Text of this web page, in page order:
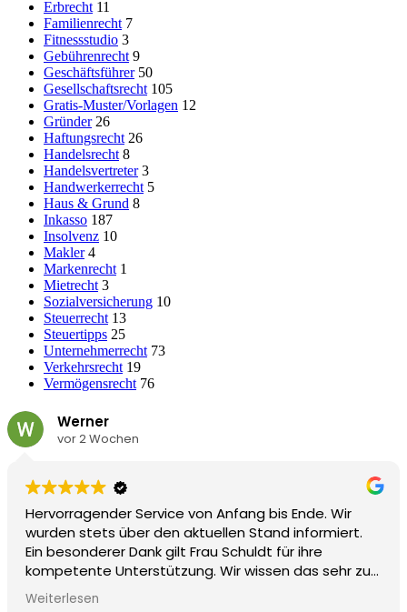
Erbrecht 11
Familienrecht 7
Fitnessstudio 3
Gebührenrecht 9
Geschäftsführer 50
Gesellschaftsrecht 105
Gratis-Muster/Vorlagen 12
Gründer 26
Haftungsrecht 26
Handelsrecht 8
Handelsvertreter 3
Handwerkerrecht 5
Haus & Grund 8
Inkasso 187
Insolvenz 10
Makler 4
Markenrecht 1
Mietrecht 3
Sozialversicherung 10
Steuerrecht 13
Steuertipps 25
Unternehmerrecht 73
Verkehrsrecht 19
Vermögensrecht 76
Werner
vor 2 Wochen
Hervorragender Service von Anfang bis Ende. Wir
wurden stets über den aktuellen Stand informiert.
Ein besonderer Dank gilt Frau Schuldt für ihre
kompetente Unterstützung. Wir wissen das sehr zu
schätzen.
Weiterlesen